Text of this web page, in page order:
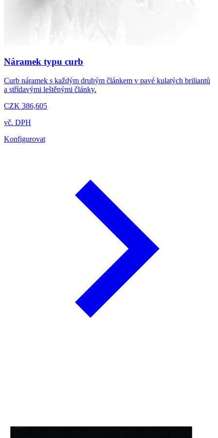
Náramek typu curb
Curb náramek s každým druhým článkem v pavé kulatých briliantů
a střídavými leštěnými články.
CZK 386,605
vč. DPH
Konfigurovat